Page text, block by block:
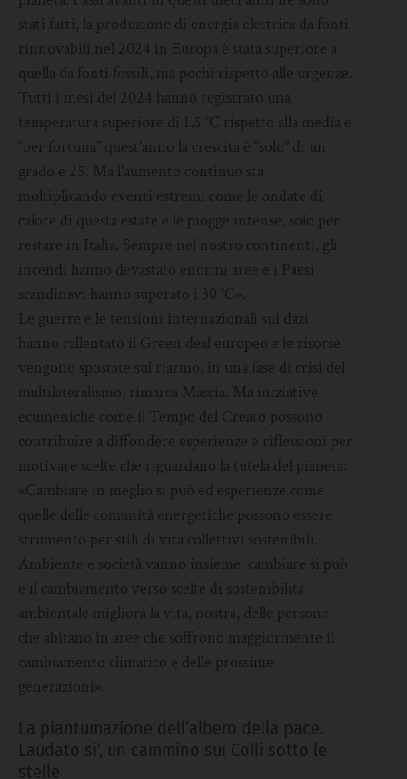
stati fatti, la produzione di energia elettrica da fonti
rinnovabili nel 2024 in Europa è stata superiore a
quella da fonti fossili, ma pochi rispetto alle urgenze.
Tutti i mesi del 2024 hanno registrato una
temperatura superiore di 1,5 °C rispetto alla media e
“per fortuna” quest’anno la crescita è “solo” di un
grado e 25. Ma l’aumento continuo sta
moltiplicando eventi estremi come le ondate di
calore di questa estate e le piogge intense, solo per
restare in Italia. Sempre nel nostro continenti, gli
incendi hanno devastato enormi aree e i Paesi
scandinavi hanno superato i 30 °C».
Le guerre e le tensioni internazionali sui dazi
hanno rallentato il Green deal europeo e le risorse
vengono spostate sul riarmo, in una fase di crisi del
multilateralismo, rimarca Mascia. Ma iniziative
ecumeniche come il Tempo del Creato possono
contribuire a diffondere esperienze e riflessioni per
motivare scelte che riguardano la tutela del pianeta:
«Cambiare in meglio si può ed esperienze come
quelle delle comunità energetiche possono essere
strumento per stili di vita collettivi sostenibili.
Ambiente e società vanno insieme, cambiare si può
e il cambiamento verso scelte di sostenibilità
ambientale migliora la vita, nostra, delle persone
che abitano in aree che soffrono maggiormente il
cambiamento climatico e delle prossime
generazioni».
La piantumazione dell’albero della pace.
Laudato si’, un cammino sui Colli sotto le
stelle